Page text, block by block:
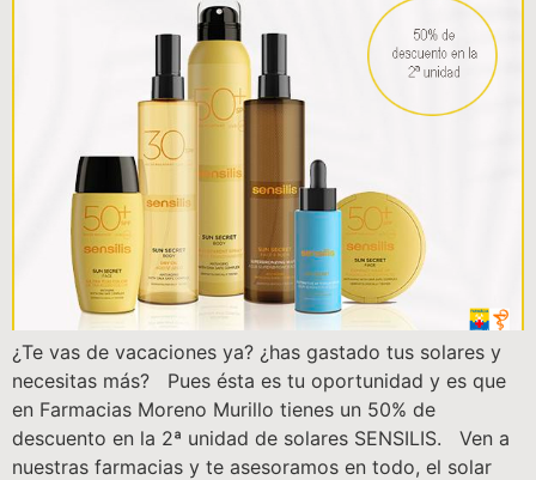
¿Te vas de vacaciones ya? ¿has gastado tus solares y
necesitas más? Pues ésta es tu oportunidad y es que
en Farmacias Moreno Murillo tienes un 50% de
descuento en la 2ª unidad de solares SENSILIS. Ven a
nuestras farmacias y te asesoramos en todo, el solar